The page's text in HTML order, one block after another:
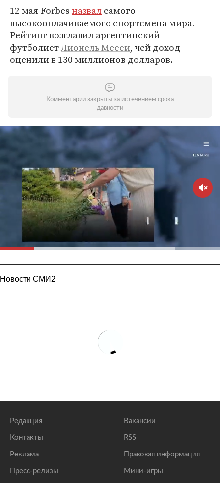
12 мая Forbesназвалсамого
высокооплачиваемого спортсмена мира.
Рейтинг возглавил аргентинский
футболистЛионель Месси, чей доход
оценили в 130 миллионов долларов.
Комментарии закрыты за истечением срока
давности
Новости СМИ2
Редакция
Контакты
Реклама
Пресс-релизы
Вакансии
RSS
Правовая информация
Мини-игры